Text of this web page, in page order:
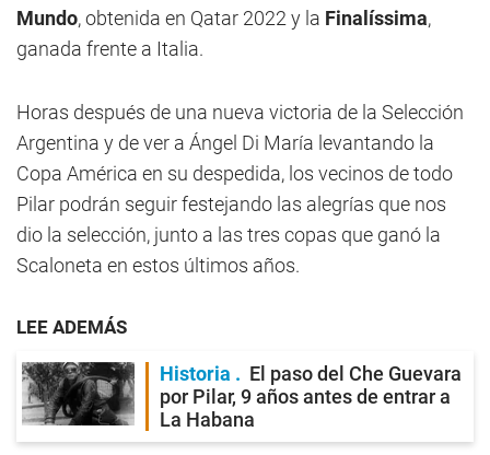
Mundo, obtenida en Qatar 2022 y la Finalíssima,
ganada frente a Italia.
Horas después de una nueva victoria de la Selección
Argentina y de ver a Ángel Di María levantando la
Copa América en su despedida, los vecinos de todo
Pilar podrán seguir festejando las alegrías que nos
dio la selección, junto a las tres copas que ganó la
Scaloneta en estos últimos años.
LEE ADEMÁS
Historia
El paso del Che Guevara
por Pilar, 9 años antes de entrar a
La Habana